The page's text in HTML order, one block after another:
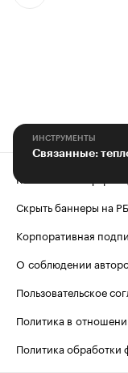
ИНСТРУМЕНТЫ
Связанные:
Контактная
Скрыть баннеры на
Корпоративная
О соблюдении
Пользовательское
Политика в
Политика обработки